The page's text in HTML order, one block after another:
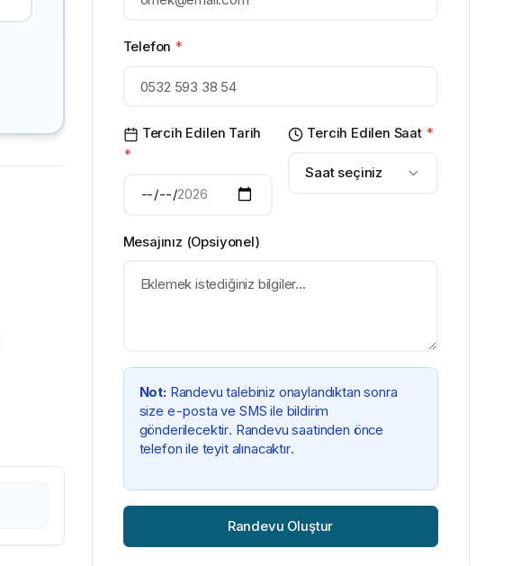
Telefon *
Tercih Edilen Tarih
*
Tercih Edilen Saat *
Saat seçiniz
Mesajınız (Opsiyonel)
Not: Randevu talebiniz onaylandıktan sonra
size e-posta ve SMS ile bildirim
gönderilecektir. Randevu saatinden önce
telefon ile teyit alınacaktır.
Randevu Oluştur